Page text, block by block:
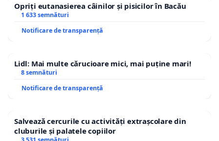
Opriți eutanasierea câinilor și pisicilor în Bacău
1 633 semnături
Notificare de transparență
Lidl: Mai multe cărucioare mici, mai puține mari!
8 semnături
Notificare de transparență
Salvează cercurile cu activități extrașcolare din
cluburile și palatele copiilor